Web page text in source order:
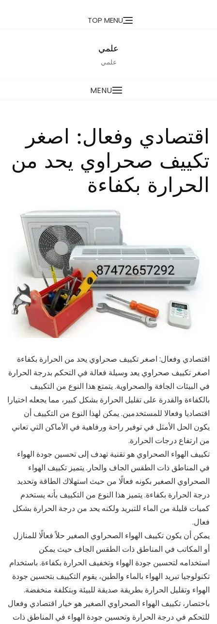
TOP MENU
علمي
علمي
MENU
اقتصادي وفعال: اصغر
تكييف صحراوي يحد من
الحرارة بكفاءة
اقتصادي وفعال: اصغر تكييف صحراوي يحد من الحرارة بكفاءة
اصغر تكييف صحراوي يعد وسيلة فعالة في التحكم بدرجة الحرارة
في البيئات الجافة والصحراوية. يتمتع هذا النوع من التكييف
بالكفاءة والقدرة على تقليل الحرارة بشكل كبير، مما يجعله اختيارا
اقتصاديا وفعالا للمستخدمين. يمكن لهذا النوع من التكييف أن
يكون الحل الأمثل في توفير راحة ورفاهية في الأماكن التي تعاني
من ارتفاع درجات الحرارة.
تكييف الهواء الصحراوي هو تقنية تهدف إلى تحسين جودة الهواء
في المناطق ذات الطقس الجاف والحار. يتميز تكييف الهواء
الصحراوي الصغير بكونه فعالًا من حيث استهلاك الطاقة وتحديد
درجة الحرارة بكفاءة. يتميز هذا النوع من التكييف بأنه يستخدم
كميات قليلة من الماء للتبريد ولكنه يحد من درجة الحرارة بشكل
فعال.
يمكن أن يكون تكييف الهواء الصحراوي الصغير حلاً فعالًا للمنازل
أو المكاتب في المناطق ذات الطقس الجاف حيث يمكن
استخدامه لتحسين جودة الهواء وتخفيف الحرارة بكفاءة. باستخدام
تكنولوجيا تبريد الهواء بالماء والطين، يقوم التكييف بتحسين جودة
الهواء وتقليل الحرارة بطريقة صديقة للبيئة وبتكلفة منخفضة.
باختصار، تكييف الهواء الصحراوي الصغير هو خيار اقتصادي وفعال
للتحكم في درجة الحرارة وتحسين جودة الهواء في المناطق ذات